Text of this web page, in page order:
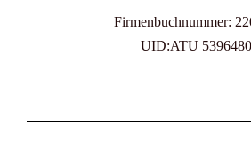
Firmenbuchnummer:
UID:ATU